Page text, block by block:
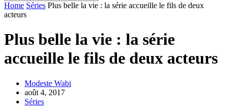
Home Séries Plus belle la vie : la série accueille le fils de deux
acteurs
Plus belle la vie : la série
accueille le fils de deux acteurs
Modeste Wabi
août 4, 2017
Séries